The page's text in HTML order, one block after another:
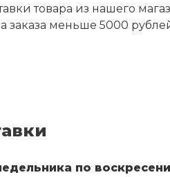
товара из нашего
заказа меньше 5000
по